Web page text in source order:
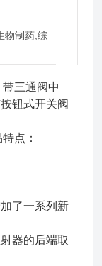
物制药,综
三通阀中
钮式开关阀
点：
了一系列新
器的后端取